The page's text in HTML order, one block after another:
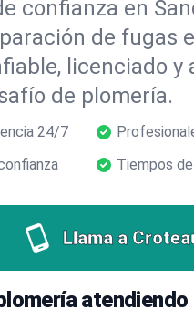
confianza en
de fugas
licenciado
de plomería.
24/7
Tiempos
Llama a
atendiendo